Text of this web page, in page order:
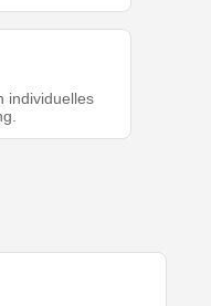
individuelles